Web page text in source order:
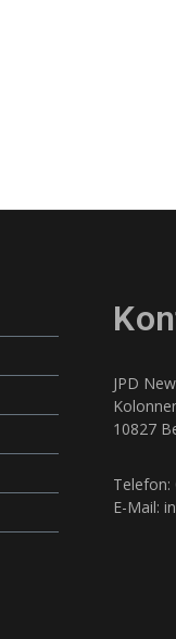
JPD
10827
Telefon:
E-Mail: